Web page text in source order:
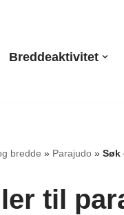
Breddeaktivitet
bredde » Parajudo» Søk
til